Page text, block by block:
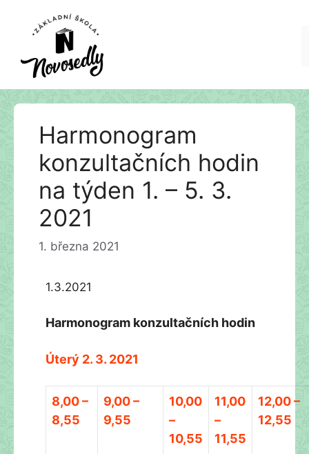
Přeskočit
Harmonogram
konzultačních hodin
na týden 1. – 5. 3.
2021
1. března 2021
1.3.2021
Harmonogram konzultačních hodin
Úterý 2. 3. 2021
8,00 –
8,55
9,00 –
9,55
10,00
–
10,55
11,00
–
11,55
12,00 –
12,55